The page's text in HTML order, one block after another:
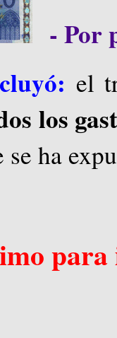
- Por
el
los
se ha